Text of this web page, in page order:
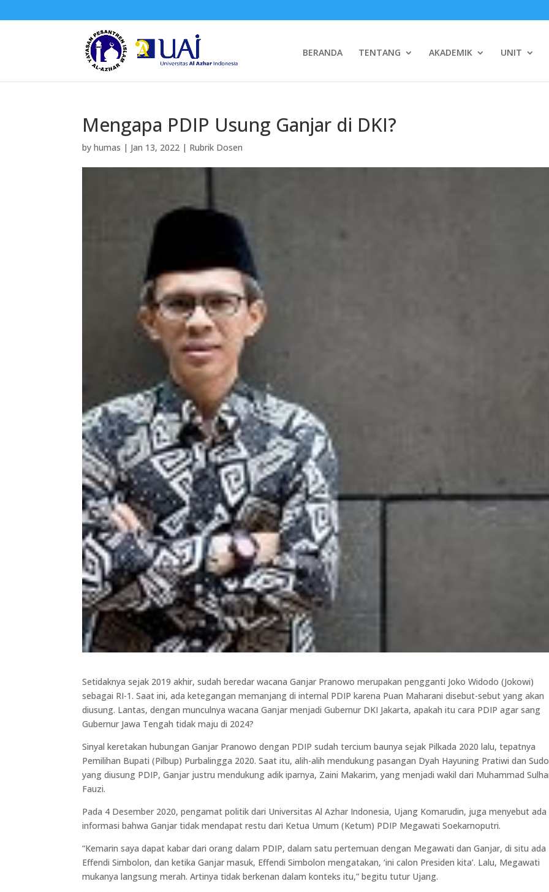
BERANDA TENTANG AKADEMIK UNIT
Mengapa PDIP Usung Ganjar di DKI?
byhumas | Jan 13, 2022 | Rubrik Dosen
Setidaknya sejak 2019 akhir, sudah beredar wacana Ganjar Pranowo merupakan pengganti Joko Widodo (Jokowi)
sebagai RI-1. Saat ini, ada ketegangan memanjang di internal PDIP karena Puan Maharani disebut-sebut yang akan
diusung. Lantas, dengan munculnya wacana Ganjar menjadi Gubernur DKI Jakarta, apakah itu cara PDIP agar sang
Gubernur Jawa Tengah tidak maju di 2024?
Sinyal keretakan hubungan Ganjar Pranowo dengan PDIP sudah tercium baunya sejak Pilkada 2020 lalu, tepatnya
Pemilihan Bupati (Pilbup) Purbalingga 2020. Saat itu, alih-alih mendukung pasangan Dyah Hayuning Pratiwi dan
yang diusung PDIP, Ganjar justru mendukung adik iparnya, Zaini Makarim, yang menjadi wakil dari Muhammad
Fauzi.
Pada 4 Desember 2020, pengamat politik dari Universitas Al Azhar Indonesia, Ujang Komarudin, juga menyebut ada
informasi bahwa Ganjar tidak mendapat restu dari Ketua Umum (Ketum) PDIP Megawati Soekarnoputri.
“Kemarin saya dapat kabar dari orang dalam PDIP, dalam satu pertemuan dengan Megawati dan Ganjar, di situ ada
Effendi Simbolon, dan ketika Ganjar masuk, Effendi Simbolon mengatakan, ‘ini calon Presiden kita’. Lalu, Megawati
mukanya langsung merah. Artinya tidak berkenan dalam konteks itu,” begitu tutur Ujang.